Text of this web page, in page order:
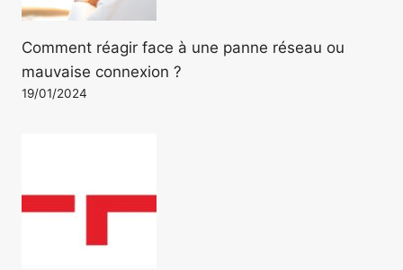
Comment réagir face à une panne réseau ou
mauvaise connexion ?
19/01/2024